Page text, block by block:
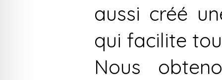
aussi créé
qui facilite
Nous